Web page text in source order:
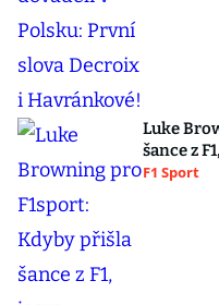
Luke
šance z
F1 Sport